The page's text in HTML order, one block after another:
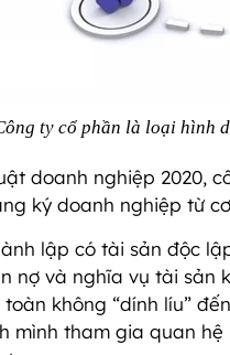
ty cổ phần là loại hình
doanh nghiệp 2020,
ký doanh nghiệp từ
lập có tài sản độc
nợ và nghĩa vụ tài
không “dính líu”
mình tham gia quan